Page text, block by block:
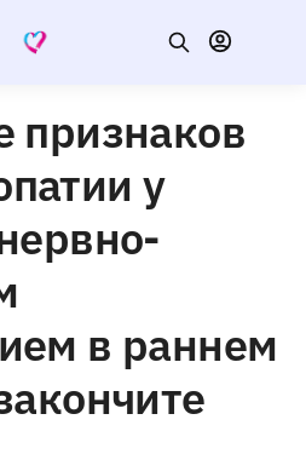
признаков
у
в раннем